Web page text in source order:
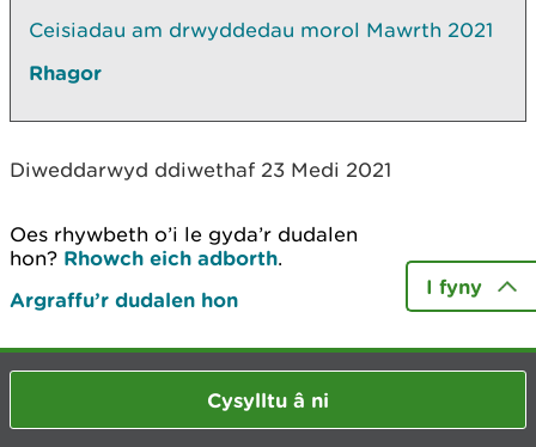
Ceisiadau am drwyddedau morol Mawrth 2021
Rhagor
Diweddarwyd ddiwethaf 23 Medi 2021
Oes rhywbeth o’i le gyda’r dudalen
hon? Rhowch eich adborth.
Argraffu’r dudalen hon
I fyny
Cysylltu â ni